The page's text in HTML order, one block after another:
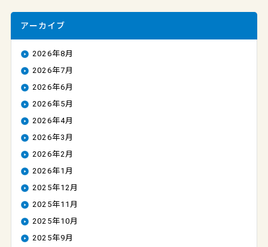
アーカイブ
2026年8月
2026年7月
2026年6月
2026年5月
2026年4月
2026年3月
2026年2月
2026年1月
2025年12月
2025年11月
2025年10月
2025年9月